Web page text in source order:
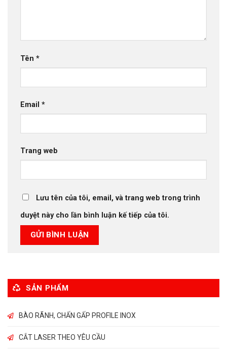
Tên *
Email *
Trang web
Lưu tên của tôi, email, và trang web trong trình
duyệt này cho lần bình luận kế tiếp của tôi.
SẢN PHẨM
BÀO RÃNH, CHẤN GẤP PROFILE INOX
CẮT LASER THEO YÊU CẦU